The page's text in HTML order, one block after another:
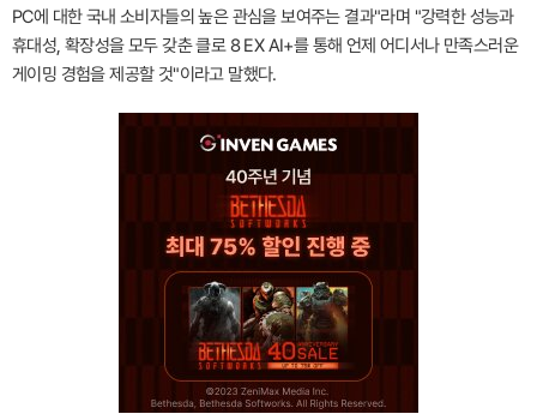
PC에 대한 국내 소비자들의 높은 관심을 보여주는 결과"라며 "강력한 성능과
휴대성, 확장성을 모두 갖춘 클로 8 EX AI+를 통해 언제 어디서나 만족스러운
게이밍 경험을 제공할 것"이라고 말했다.